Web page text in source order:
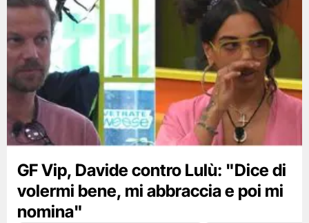
GF Vip, Davide contro Lulù: "Dice di
volermi bene, mi abbraccia e poi mi
nomina"